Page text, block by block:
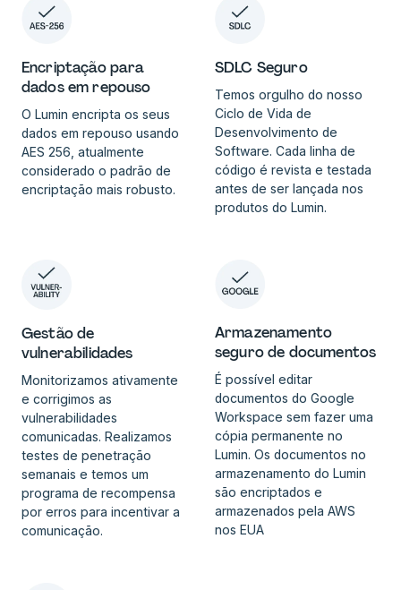
Encriptação para
dados em repouso
O Lumin encripta os seus
dados em repouso usando
AES 256, atualmente
considerado o padrão de
encriptação mais robusto.
SDLC Seguro
Temos orgulho do nosso
Ciclo de Vida de
Desenvolvimento de
Software. Cada linha de
código é revista e testada
antes de ser lançada nos
produtos do Lumin.
Gestão de
vulnerabilidades
Monitorizamos ativamente
e corrigimos as
vulnerabilidades
comunicadas. Realizamos
testes de penetração
semanais e temos um
programa de recompensa
por erros para incentivar a
comunicação.
Armazenamento
seguro de documentos
É possível editar
documentos do Google
Workspace sem fazer uma
cópia permanente no
Lumin. Os documentos no
armazenamento do Lumin
são encriptados e
armazenados pela AWS
nos EUA